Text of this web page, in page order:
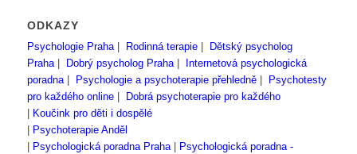
ODKAZY
Psychologie Praha| Rodinná terapie|
Dětský psycholog
Praha| Dobrý psycholog Praha|
Internetová psychologická
poradna| Psychologie a psychoterapie přehledně|
Psychotesty
pro každého online|
Dobrá psychoterapie pro každého
Koučink pro děti i dospělé
Psychoterapie Anděl
Psychologická poradna Praha|
Psychologická poradna -